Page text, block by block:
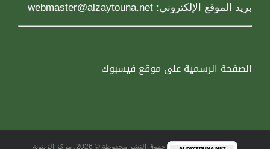
بريد الموقع الإلكتروني: webmaster@alzaytouna.net
الصفحة الرسمية على موقع فيسبوك
حقوق النشر محفوظة © 2026، مركز الزيتونة